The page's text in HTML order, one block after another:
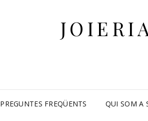
PREGUNTES FREQÜENTS QUI SOM A